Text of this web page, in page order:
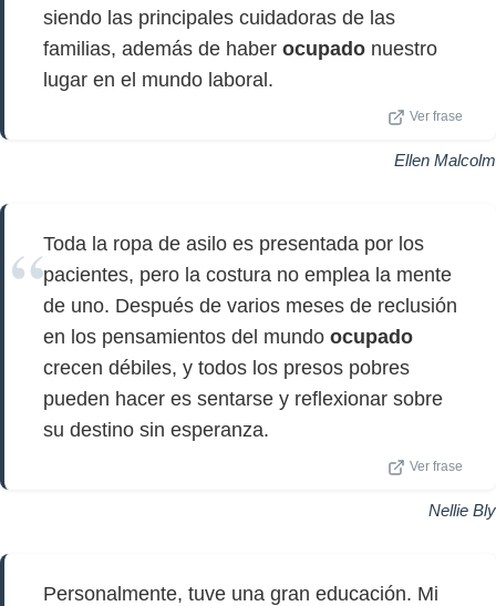
siendo las principales cuidadoras de las
familias, además de haber ocupado nuestro
lugar en el mundo laboral.
Ver frase
Ellen Malcolm
Toda la ropa de asilo es presentada por los
pacientes, pero la costura no emplea la mente
de uno. Después de varios meses de reclusión
en los pensamientos del mundo ocupado
crecen débiles, y todos los presos pobres
pueden hacer es sentarse y reflexionar sobre
su destino sin esperanza.
Ver frase
Nellie Bly
Personalmente, tuve una gran educación. Mi